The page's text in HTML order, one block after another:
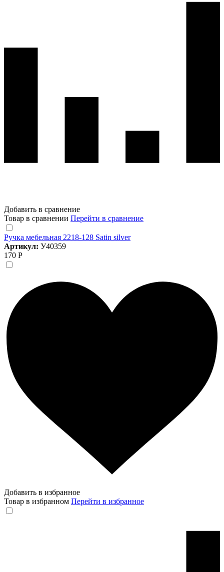
Добавить в сравнение
Товар в сравнении Перейти в сравнение
Ручка мебельная 2218-128 Satin silver
Артикул: У40359
170 Р
Добавить в избранное
Товар в избранном Перейти в избранное